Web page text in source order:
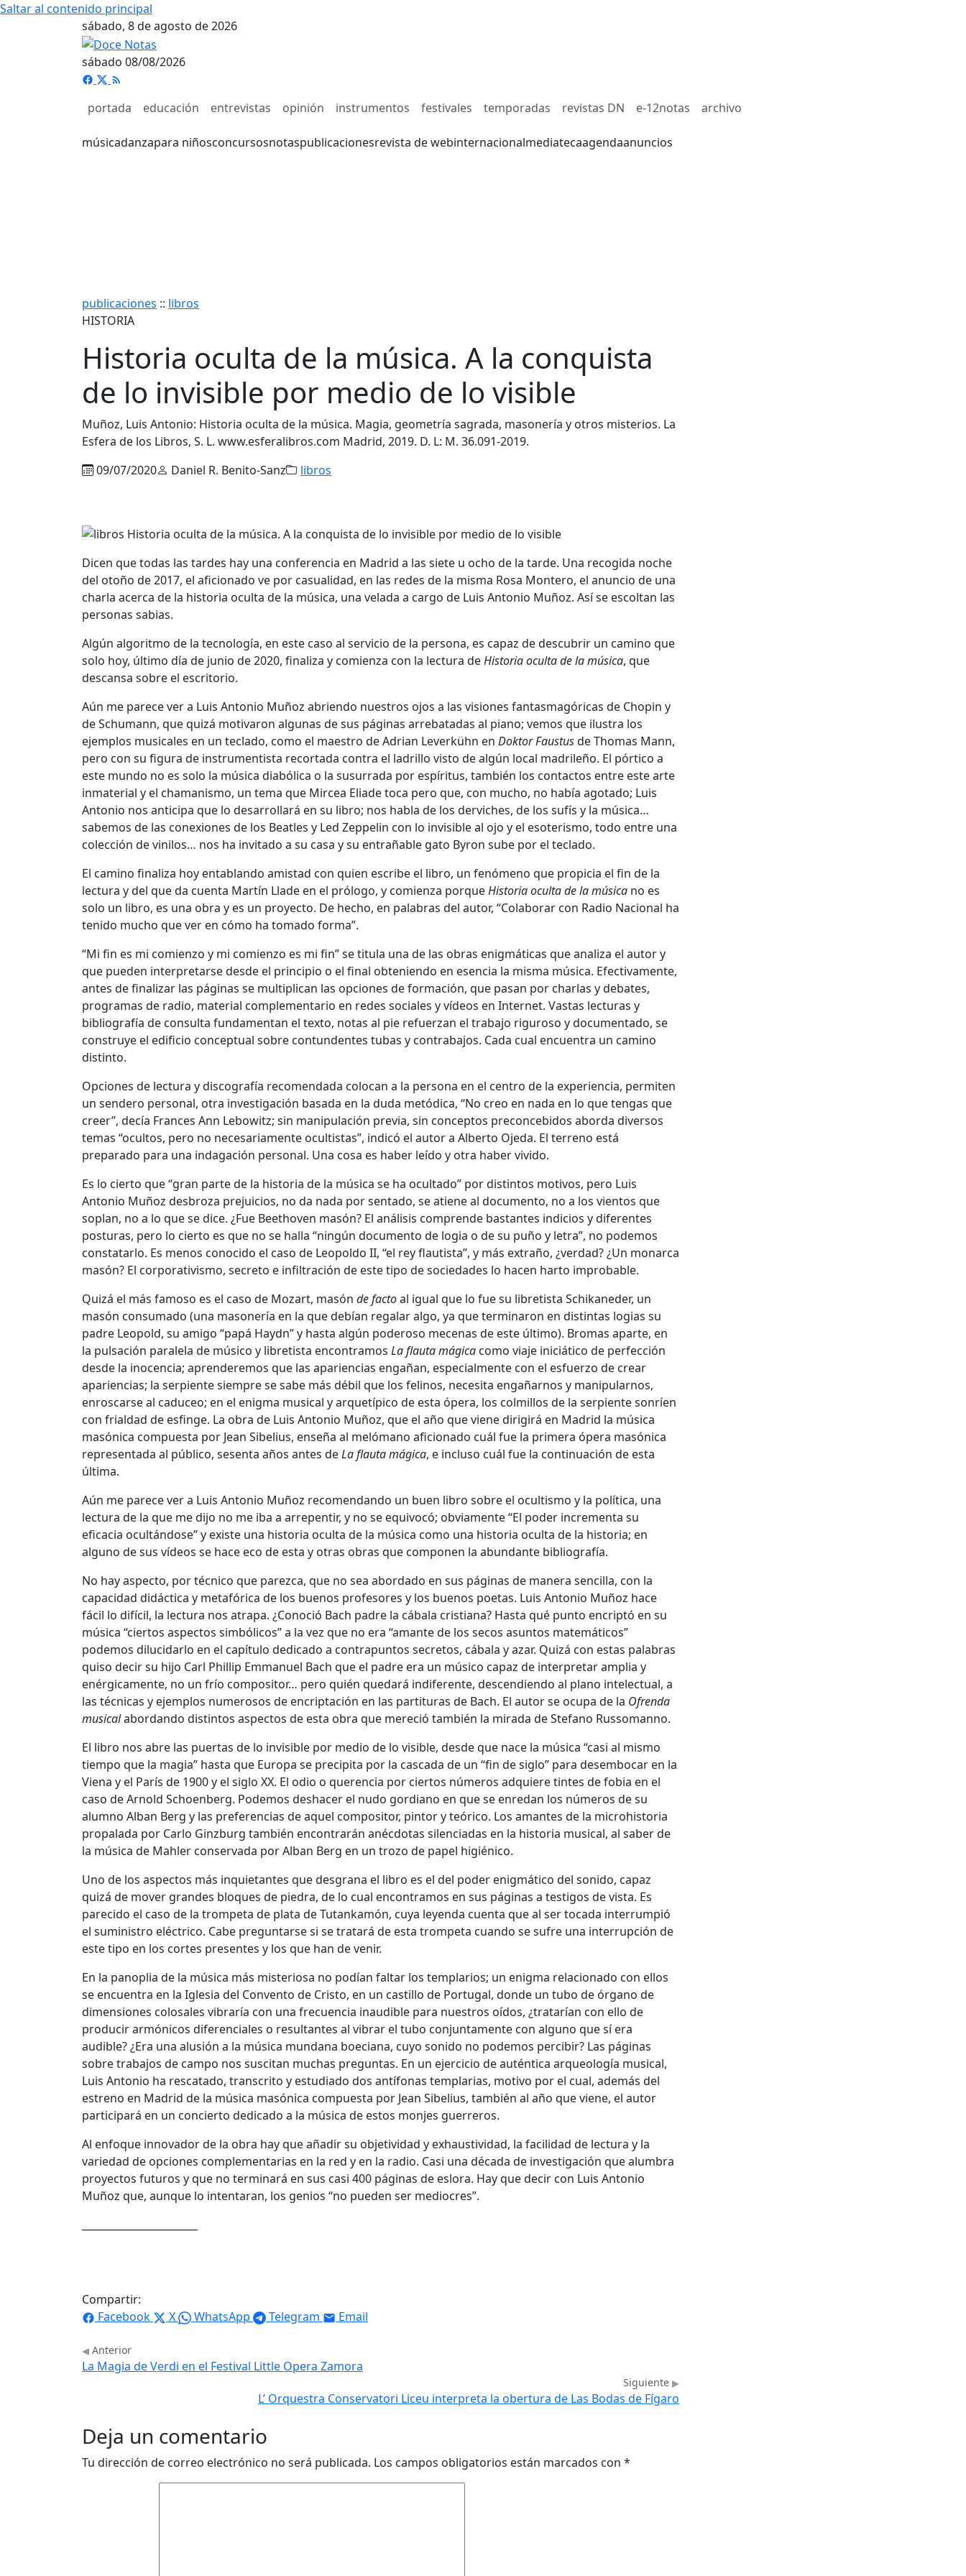
Saltar al contenido principal
sábado, 8 de agosto de 2026
sábado 08/08/2026
portada educación entrevistas opinión instrumentos festivales temporadas revistas DN e-12notas archivo
músicadanzapara niñosconcursosnotaspublicacionesrevista de webinternacionalmediatecaagendaanuncios
publicaciones :: libros
HISTORIA
Historia oculta de la música. A la conquista
de lo invisible por medio de lo visible
Muñoz, Luis Antonio: Historia oculta de la música. Magia, geometría sagrada, masonería y otros misterios. La
Esfera de los Libros, S. L. www.esferalibros.com Madrid, 2019. D. L: M. 36.091-2019.
09/07/2020
Daniel R. Benito-Sanz libros
Dicen que todas las tardes hay una conferencia en Madrid a las siete u ocho de la tarde. Una recogida noche
del otoño de 2017, el aficionado ve por casualidad, en las redes de la misma Rosa Montero, el anuncio de una
charla acerca de la historia oculta de la música, una velada a cargo de Luis Antonio Muñoz. Así se escoltan las
personas sabias.
Algún algoritmo de la tecnología, en este caso al servicio de la persona, es capaz de descubrir un camino que
solo hoy, último día de junio de 2020, finaliza y comienza con la lectura deHistoria oculta de la música, que
descansa sobre el escritorio.
Aún me parece ver a Luis Antonio Muñoz abriendo nuestros ojos a las visiones fantasmagóricas de Chopin y
de Schumann, que quizá motivaron algunas de sus páginas arrebatadas al piano; vemos que ilustra los
ejemplos musicales en un teclado, como el maestro de Adrian Leverkühn en Doktor Faustusde Thomas Mann,
pero con su figura de instrumentista recortada contra el ladrillo visto de algún local madrileño. El pórtico a
este mundo no es solo la música diabólica o la susurrada por espíritus, también los contactos entre este arte
inmaterial y el chamanismo, un tema que Mircea Eliade toca pero que, con mucho, no había agotado; Luis
Antonio nos anticipa que lo desarrollará en su libro; nos habla de los derviches, de los sufís y la música…
sabemos de las conexiones de los Beatles y Led Zeppelin con lo invisible al ojo y el esoterismo, todo entre una
colección de vinilos… nos ha invitado a su casa y su entrañable gato Byron sube por el teclado.
El camino finaliza hoy entablando amistad con quien escribe el libro, un fenómeno que propicia el fin de la
lectura y del que da cuenta Martín Llade en el prólogo, y comienza porqueHistoria oculta de la música no es
solo un libro, es una obra y es un proyecto. De hecho, en palabras del autor, “Colaborar con Radio Nacional ha
tenido mucho que ver en cómo ha tomado forma”.
“Mi fin es mi comienzo y mi comienzo es mi fin” se titula una de las obras enigmáticas que analiza el autor y
que pueden interpretarse desde el principio o el final obteniendo en esencia la misma música. Efectivamente,
antes de finalizar las páginas se multiplican las opciones de formación, que pasan por charlas y debates,
programas de radio, material complementario en redes sociales y vídeos en Internet. Vastas lecturas y
bibliografía de consulta fundamentan el texto, notas al pie refuerzan el trabajo riguroso y documentado, se
construye el edificio conceptual sobre contundentes tubas y contrabajos. Cada cual encuentra un camino
distinto.
Opciones de lectura y discografía recomendada colocan a la persona en el centro de la experiencia, permiten
un sendero personal, otra investigación basada en la duda metódica, “No creo en nada en lo que tengas que
creer”, decía Frances Ann Lebowitz; sin manipulación previa, sin conceptos preconcebidos aborda diversos
temas “ocultos, pero no necesariamente ocultistas”, indicó el autor a Alberto Ojeda. El terreno está
preparado para una indagación personal. Una cosa es haber leído y otra haber vivido.
Es lo cierto que “gran parte de la historia de la música se ha ocultado” por distintos motivos, pero Luis
Antonio Muñoz desbroza prejuicios, no da nada por sentado, se atiene al documento, no a los vientos que
soplan, no a lo que se dice. ¿Fue Beethoven masón? El análisis comprende bastantes indicios y diferentes
posturas, pero lo cierto es que no se halla “ningún documento de logia o de su puño y letra”, no podemos
constatarlo. Es menos conocido el caso de Leopoldo II, “el rey flautista”, y más extraño, ¿verdad? ¿Un monarca
masón? El corporativismo, secreto e infiltración de este tipo de sociedades lo hacen harto improbable.
Quizá el más famoso es el caso de Mozart, masón de factoal igual que lo fue su libretista Schikaneder, un
masón consumado (una masonería en la que debían regalar algo, ya que terminaron en distintas logias su
padre Leopold, su amigo “papá Haydn” y hasta algún poderoso mecenas de este último). Bromas aparte, en
la pulsación paralela de músico y libretista encontramos La flauta mágica como viaje iniciático de perfección
desde la inocencia; aprenderemos que las apariencias engañan, especialmente con el esfuerzo de crear
apariencias; la serpiente siempre se sabe más débil que los felinos, necesita engañarnos y manipularnos,
enroscarse al caduceo; en el enigma musical y arquetípico de esta ópera, los colmillos de la serpiente sonríen
con frialdad de esfinge. La obra de Luis Antonio Muñoz, que el año que viene dirigirá en Madrid la música
masónica compuesta por Jean Sibelius, enseña al melómano aficionado cuál fue la primera ópera masónica
representada al público, sesenta años antes deLa flauta mágica, e incluso cuál fue la continuación de esta
última.
Aún me parece ver a Luis Antonio Muñoz recomendando un buen libro sobre el ocultismo y la política, una
lectura de la que me dijo no me iba a arrepentir, y no se equivocó; obviamente “El poder incrementa su
eficacia ocultándose” y existe una historia oculta de la música como una historia oculta de la historia; en
alguno de sus vídeos se hace eco de esta y otras obras que componen la abundante bibliografía.
No hay aspecto, por técnico que parezca, que no sea abordado en sus páginas de manera sencilla, con la
capacidad didáctica y metafórica de los buenos profesores y los buenos poetas. Luis Antonio Muñoz hace
fácil lo difícil, la lectura nos atrapa. ¿Conoció Bach padre la cábala cristiana? Hasta qué punto encriptó en su
música “ciertos aspectos simbólicos” a la vez que no era “amante de los secos asuntos matemáticos”
podemos dilucidarlo en el capítulo dedicado a contrapuntos secretos, cábala y azar. Quizá con estas palabras
quiso decir su hijo Carl Phillip Emmanuel Bach que el padre era un músico capaz de interpretar amplia y
enérgicamente, no un frío compositor… pero quién quedará indiferente, descendiendo al plano intelectual, a
las técnicas y ejemplos numerosos de encriptación en las partituras de Bach. El autor se ocupa de la Ofrenda
musicalabordando distintos aspectos de esta obra que mereció también la mirada de Stefano Russomanno.
El libro nos abre las puertas de lo invisible por medio de lo visible, desde que nace la música “casi al mismo
tiempo que la magia” hasta que Europa se precipita por la cascada de un “fin de siglo” para desembocar en la
Viena y el París de 1900 y el siglo XX. El odio o querencia por ciertos números adquiere tintes de fobia en el
caso de Arnold Schoenberg. Podemos deshacer el nudo gordiano en que se enredan los números de su
alumno Alban Berg y las preferencias de aquel compositor, pintor y teórico. Los amantes de la microhistoria
propalada por Carlo Ginzburg también encontrarán anécdotas silenciadas en la historia musical, al saber de
la música de Mahler conservada por Alban Berg en un trozo de papel higiénico.
Uno de los aspectos más inquietantes que desgrana el libro es el del poder enigmático del sonido, capaz
quizá de mover grandes bloques de piedra, de lo cual encontramos en sus páginas a testigos de vista. Es
parecido el caso de la trompeta de plata de Tutankamón, cuya leyenda cuenta que al ser tocada interrumpió
el suministro eléctrico. Cabe preguntarse si se tratará de esta trompeta cuando se sufre una interrupción de
este tipo en los cortes presentes y los que han de venir.
En la panoplia de la música más misteriosa no podían faltar los templarios; un enigma relacionado con ellos
se encuentra en la Iglesia del Convento de Cristo, en un castillo de Portugal, donde un tubo de órgano de
dimensiones colosales vibraría con una frecuencia inaudible para nuestros oídos, ¿tratarían con ello de
producir armónicos diferenciales o resultantes al vibrar el tubo conjuntamente con alguno que sí era
audible? ¿Era una alusión a la música mundana boeciana, cuyo sonido no podemos percibir? Las páginas
sobre trabajos de campo nos suscitan muchas preguntas. En un ejercicio de auténtica arqueología musical,
Luis Antonio ha rescatado, transcrito y estudiado dos antífonas templarias, motivo por el cual, además del
estreno en Madrid de la música masónica compuesta por Jean Sibelius, también al año que viene, el autor
participará en un concierto dedicado a la música de estos monjes guerreros.
Al enfoque innovador de la obra hay que añadir su objetividad y exhaustividad, la facilidad de lectura y la
variedad de opciones complementarias en la red y en la radio. Casi una década de investigación que alumbra
proyectos futuros y que no terminará en sus casi 400 páginas de eslora. Hay que decir con Luis Antonio
Muñoz que, aunque lo intentaran, los genios “no pueden ser mediocres”.
Compartir:
Facebook
X WhatsApp Telegram Email
Anterior
La Magia de Verdi en el Festival Little Opera Zamora
Siguiente
L’ Orquestra Conservatori Liceu interpreta la obertura de Las Bodas de Fígaro
Deja un comentario
Tu dirección de correo electrónico no será publicada. Los campos obligatorios están marcados con *